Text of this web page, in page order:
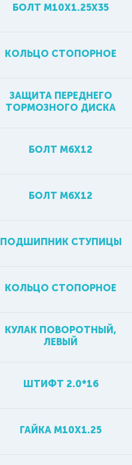
БОЛТ M10X1.25X35
КОЛЬЦО СТОПОРНОЕ
ЗАЩИТА ПЕРЕДНЕГО
ТОРМОЗНОГО ДИСКА
БОЛТ M6X12
БОЛТ М6Х12
ПОДШИПНИК СТУПИЦЫ
КОЛЬЦО СТОПОРНОЕ
КУЛАК ПОВОРОТНЫЙ,
ЛЕВЫЙ
ШТИФТ 2.0*16
ГАЙКА M10X1.25